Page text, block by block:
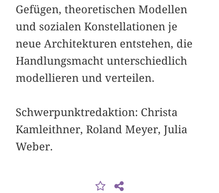
Gefügen, theoretischen Modellen
und sozialen Konstellationen je
neue Architekturen entstehen, die
Handlungsmacht unterschiedlich
modellieren und verteilen.
Schwerpunktredaktion: Christa
Kamleithner, Roland Meyer, Julia
Weber.